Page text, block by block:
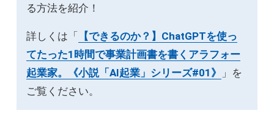
る方法を紹介！
詳しくは「 【できるのか？】ChatGPTを使っ
てたった1時間で事業計画書を書くアラフォー
起業家。《小説「AI起業」シリーズ#01》
」を
ご覧ください。